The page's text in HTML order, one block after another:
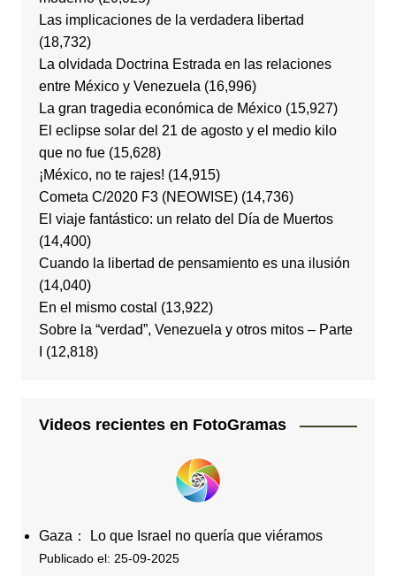
Las implicaciones de la verdadera libertad
(18,732)
La olvidada Doctrina Estrada en las relaciones
entre México y Venezuela (16,996)
La gran tragedia económica de México (15,927)
El eclipse solar del 21 de agosto y el medio kilo
que no fue (15,628)
¡México, no te rajes! (14,915)
Cometa C/2020 F3 (NEOWISE) (14,736)
El viaje fantástico: un relato del Día de Muertos
(14,400)
Cuando la libertad de pensamiento es una ilusión
(14,040)
En el mismo costal (13,922)
Sobre la “verdad”, Venezuela y otros mitos – Parte
(12,818)
Videos recientes en FotoGramas
Gaza： Lo que Israel no quería que viéramos
Publicado el: 25-09-2025